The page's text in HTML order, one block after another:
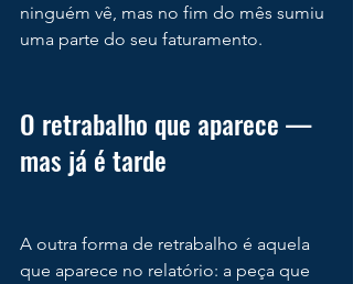
ninguém vê, mas no fim do mês sumiu
uma parte do seu faturamento.
O retrabalho que aparece —
mas já é tarde
A outra forma de retrabalho é aquela
que aparece no relatório: a peça que